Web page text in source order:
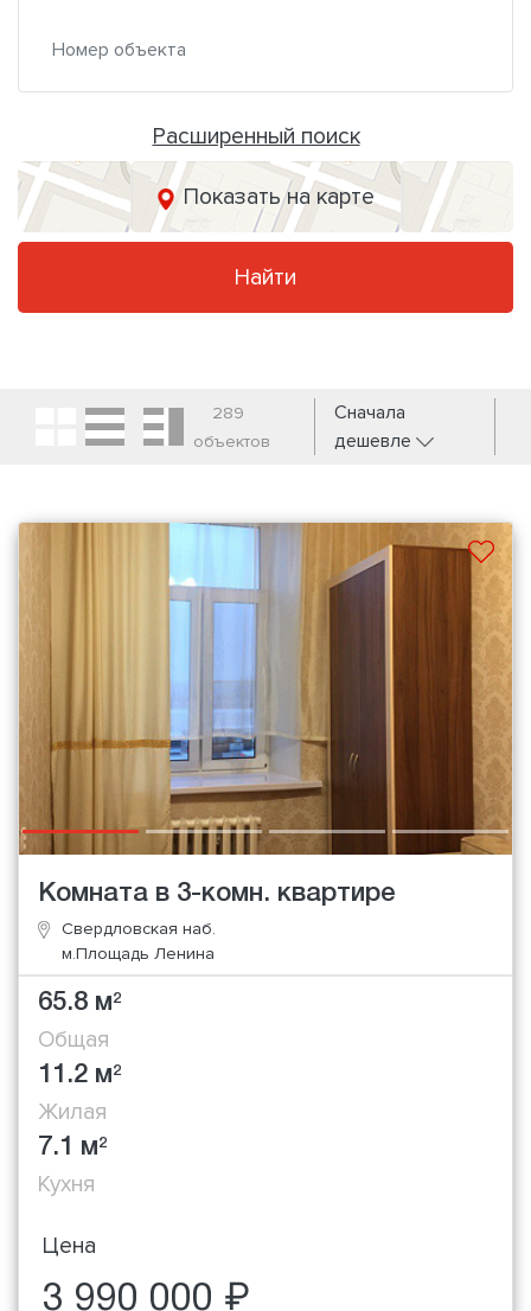
Расширенный поиск
Показать на карте
Найти
289
объектов
Сначала
дешевле
Комната в 3-комн. квартире
Свердловская наб.
м.Площадь Ленина
65.8 м2
Общая
11.2 м2
Жилая
7.1 м2
Кухня
Цена
3 990 000 ₽